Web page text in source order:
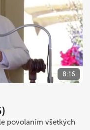
8:16
povolaním všetkých